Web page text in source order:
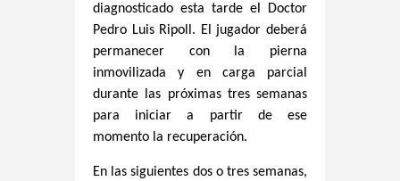
diagnosticado esta tarde el Doctor
Pedro Luis Ripoll. El jugador deberá
permanecer con la pierna
inmovilizada y en carga parcial
durante las próximas tres semanas
para iniciar a partir de ese
momento la recuperación.
En las siguientes dos o tres semanas,